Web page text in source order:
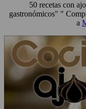
50 recetas con
gastronómicos" "
a